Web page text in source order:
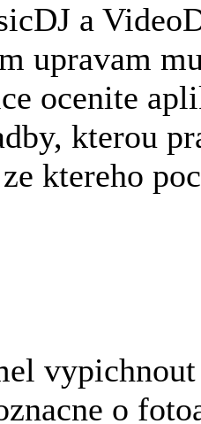
a
upravam
ocenite
kterou
ktereho
o